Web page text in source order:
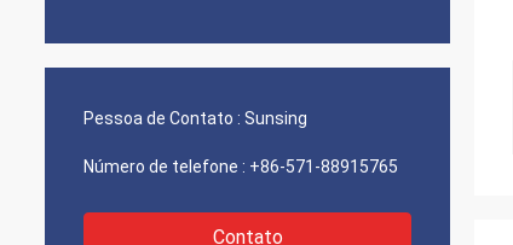
Pessoa de Contato : Sunsing
Número de telefone : +86-571-88915765
Contato